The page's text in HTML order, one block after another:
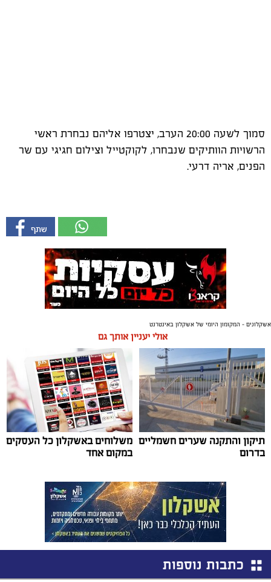
סמוך לשעה 20:00 הערב, יצטרפו אליהם נבחרת ראשי
הרשויות הוותיקים שנבחרו, לקוקטייל וצילום חגיגי עם שר
הפנים, אריה דרעי.
אשקלונים - המקומון היומי של אשקלון באינטרנט
אולי יעניין אותך גם
תיקון והתקנה שערים חשמליים
בדרום
משלוחים באשקלון כל העסקים
במקום אחד
כתבות נוספות